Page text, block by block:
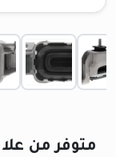
متوفر من